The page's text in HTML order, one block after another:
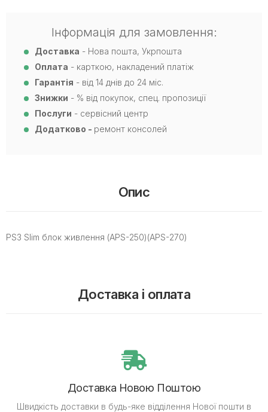
Інформація для замовлення:
Доставка - Нова пошта, Укрпошта
Оплата - карткою, накладений платіж
Гарантія - від 14 днів до 24 міс.
Знижки - % від покупок, спец. пропозиції
Послуги - сервісний центр
Додатково - ремонт консолей
Опис
PS3 Slim блок живлення (APS-250)(APS-270)
Доставка і оплата
Доставка Новою Поштою
Швидкість доставки в будь-яке відділення Нової пошти в